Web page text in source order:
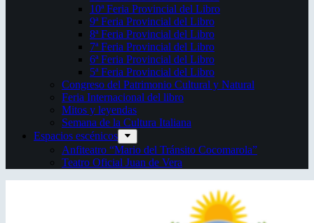
10ª Feria Provincial del Libro
9ª Feria Provincial del Libro
8ª Feria Provincial del Libro
7ª Feria Provincial del Libro
6ª Feria Provincial del Libro
5ª Feria Provincial del Libro
Congreso del Patrimonio Cultural y Natural
Feria Internacional del libro
Mitos y leyendas
Semana de la Cultura Italiana
Espacios escénicos
Anfiteatro “Mario del Tránsito Cocomarola”
Teatro Oficial Juan de Vera